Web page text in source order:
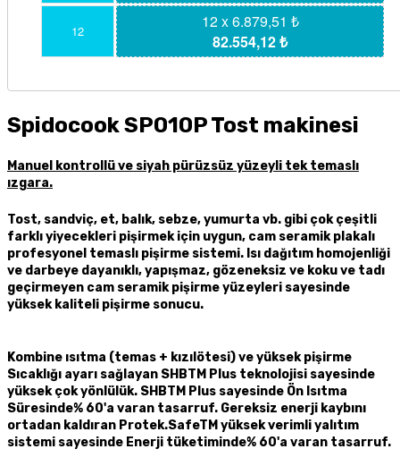
12
12 x 6.879,51 ₺
82.554,12 ₺
Spidocook SP010P Tost makinesi
Manuel kontrollü ve siyah pürüzsüz yüzeyli tek temaslı
ızgara.
Tost, sandviç, et, balık, sebze, yumurta vb. gibi çok çeşitli
farklı yiyecekleri pişirmek için uygun, cam seramik plakalı
profesyonel temaslı pişirme sistemi. Isı dağıtım homojenliği
ve darbeye dayanıklı, yapışmaz, gözeneksiz ve koku ve tadı
geçirmeyen cam seramik pişirme yüzeyleri sayesinde
yüksek kaliteli pişirme sonucu.
Kombine ısıtma (temas + kızılötesi) ve yüksek pişirme
Sıcaklığı ayarı sağlayan SHBTM Plus teknolojisi sayesinde
yüksek çok yönlülük. SHBTM Plus sayesinde Ön Isıtma
Süresinde% 60'a varan tasarruf. Gereksiz enerji kaybını
ortadan kaldıran Protek.SafeTM yüksek verimli yalıtım
sistemi sayesinde Enerji tüketiminde% 60'a varan tasarruf.